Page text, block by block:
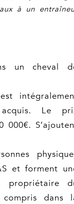
à un
un cheval
Le
000€.
et forment
propriétaire
dans